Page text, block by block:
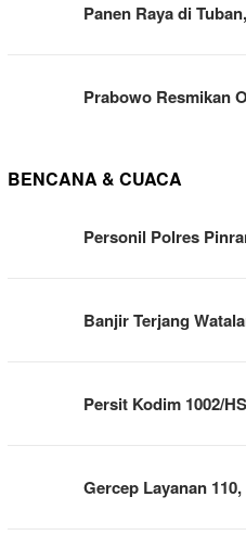
Panen Raya di
Prabowo Resmikan
BENCANA & CUACA
Personil Polres
Banjir Terjang
Persit Kodim 1002/
Gercep Layanan